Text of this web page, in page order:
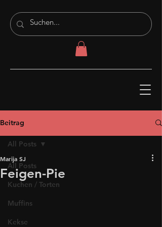
Beitrag
All Posts
Kuchen / Torten
Muffins
Kekse
All Posts
Feigen-Pie
Marija SJ